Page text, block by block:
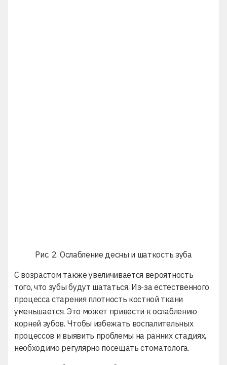
Рис. 2. Ослабление десны и шаткость зуба
С возрастом также увеличивается вероятность
того, что зубы будут шататься. Из-за естественного
процесса старения плотность костной ткани
уменьшается. Это может привести к ослаблению
корней зубов. Чтобы избежать воспалительных
процессов и выявить проблемы на ранних стадиях,
необходимо регулярно посещать стоматолога.